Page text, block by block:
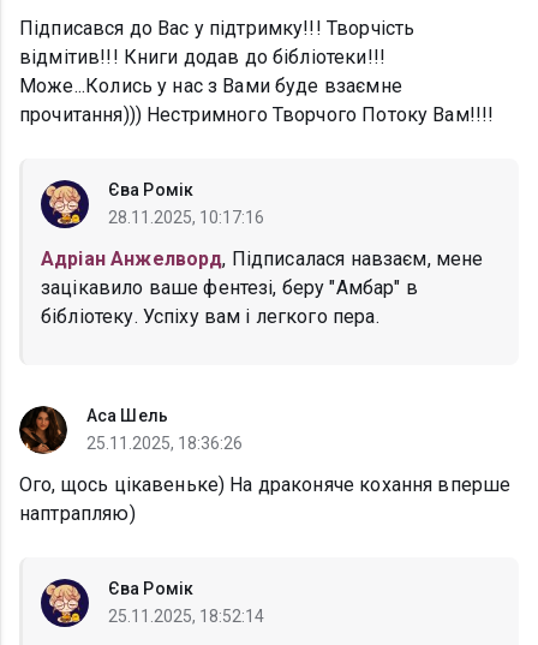
Підписався до Вас у підтримку!!! Творчість
відмітив!!! Книги додав до бібліотеки!!!
Може...Колись у нас з Вами буде взаємне
прочитання))) Нестримного Творчого Потоку Вам!!!!
Єва Ромік
28.11.2025, 10:17:16
Адріан Анжелворд, Підписалася навзаєм, мене
зацікавило ваше фентезі, беру "Амбар" в
бібліотеку. Успіху вам і легкого пера.
Аса Шель
25.11.2025, 18:36:26
Ого, щось цікавеньке) На драконяче кохання вперше
наптрапляю)
Єва Ромік
25.11.2025, 18:52:14